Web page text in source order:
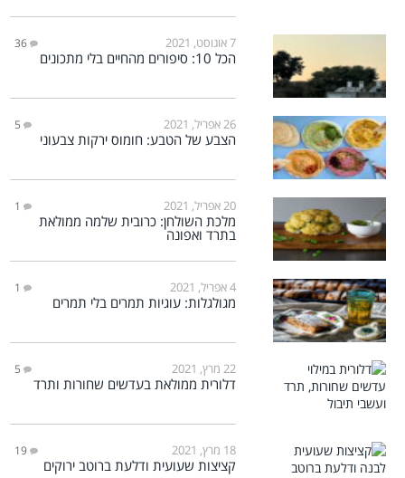
7 אוגוסט, 2021 36
הכל 10: סיפורים מהחיים בלי מתכונים
26 אפריל, 2021 5
הצבע של הטבע: חומוס ירקות צבעוני
20 אפריל, 2021 1
מלכת השולחן: כרובית שלמה ממולאת
בתרד ואפונה
4 אפריל, 2021 1
מגולגלות: עוגיות תמרים בלי תמרים
22 מרץ, 2021 5
דלורית ממולאת בעדשים שחורות ותרד
18 מרץ, 2021 19
קציצות שעועית ודלעת ברוטב ירוקים